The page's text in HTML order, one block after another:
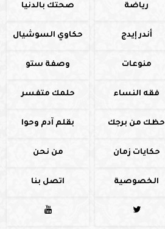
رياضة صحتك بالدنيا
أندر إيدج حكاوي السوشيال
منوعات وصفة ستو
فقه النساء حلمك متفسر
حظك من برجك بقلم آدم وحوا
حكايات زمان من نحن
الخصوصية اتصل بنا

